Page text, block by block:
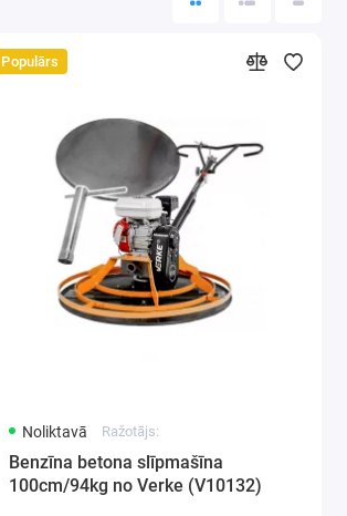
Populārs
Noliktavā Ražotājs:
Benzīna betona slīpmašīna
100cm/94kg no Verke (V10132)